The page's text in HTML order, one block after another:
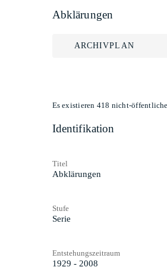
Abklärungen
ARCHIVPLAN
Es existieren 418 nicht-
Identifikation
Titel
Abklärungen
Stufe
Serie
Entstehungszeitraum
1929 - 2008